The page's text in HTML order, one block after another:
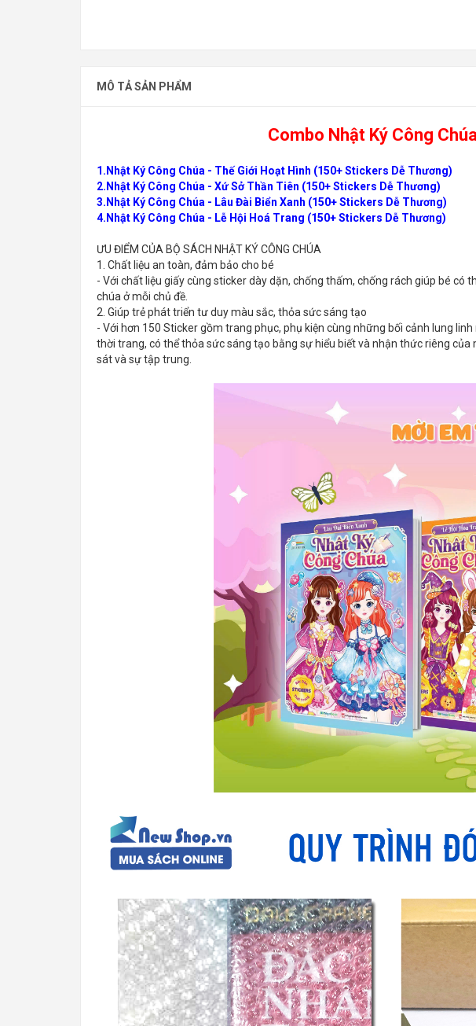
MÔ TẢ SẢN PHẨM
Combo Nhật Ký Công
1. Nhật Ký Công Chúa - Thế Giới Hoạt Hình (150+ Stickers Dễ Thương)
2. Nhật Ký Công Chúa - Xứ Sở Thần Tiên (150+ Stickers Dễ Thương)
3. Nhật Ký Công Chúa - Lâu Đài Biển Xanh (150+ Stickers Dễ Thương)
4. Nhật Ký Công Chúa - Lễ Hội Hoá Trang (150+ Stickers Dễ Thương)
ƯU ĐIỂM CỦA BỘ SÁCH NHẬT KÝ CÔNG CHÚA
1. Chất liệu an toàn, đảm bảo cho bé
- Với chất liệu giấy cùng sticker dày dặn, chống thấm, chống rách giúp bé
chúa ở mỗi chủ đề.
2. Giúp trẻ phát triển tư duy màu sắc, thỏa sức sáng tạo
- Với hơn 150 Sticker gồm trang phục, phụ kiện cùng những bối cảnh lung
thời trang, có thể thỏa sức sáng tạo bằng sự hiểu biết và nhận thức riêng
sát và sự tập trung.